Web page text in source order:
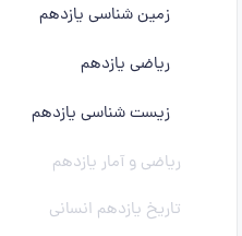
زمین شناسی یازدهم
ریاضی یازدهم
زیست شناسی یازدهم
ریاضی و آمار یازدهم
تاریخ یازدهم انسانی